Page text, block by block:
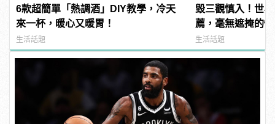
6款超簡單「熱調酒」DIY教學，冷天
來一杯，暖心又暖胃！
生活話題
毀三觀慎入！世
薦，毫無遮掩的
噁心到極致！
生活話題